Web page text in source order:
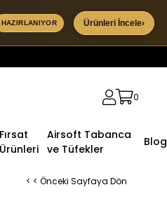
HAZIRLANIYOR Ürünleri İncele›
0
Fırsat
Ürünleri
Airsoft Tabanca
ve Tüfekler
Blog
< < Önceki Sayfaya Dön